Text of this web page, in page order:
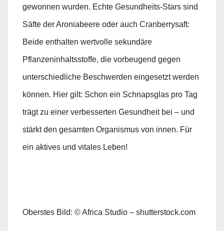
gewonnen wurden. Echte Gesundheits-Stars sind
Säfte der Aroniabeere oder auch Cranberrysaft:
Beide enthalten wertvolle sekundäre
Pflanzeninhaltsstoffe, die vorbeugend gegen
unterschiedliche Beschwerden eingesetzt werden
können. Hier gilt: Schon ein Schnapsglas pro Tag
trägt zu einer verbesserten Gesundheit bei – und
stärkt den gesamten Organismus von innen. Für
ein aktives und vitales Leben!
Oberstes Bild: © Africa Studio – shutterstock.com